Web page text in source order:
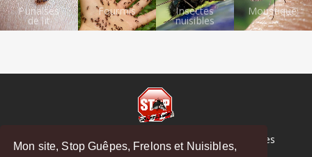
Mon site, Stop Guêpes, Frelons et Nuisibles,
Punaises
de lit
Fourmis Insectes
nuisibles
Moustiques
© Copyright 2026 Stop Guêpes, Frelons et Nuisibles